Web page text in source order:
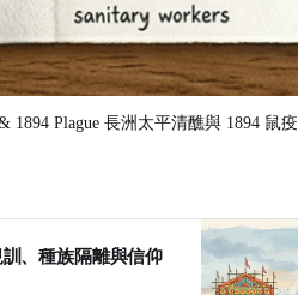
1894 Plague 長洲太平清醮與 1894 鼠疫
、種族隔離與信仰